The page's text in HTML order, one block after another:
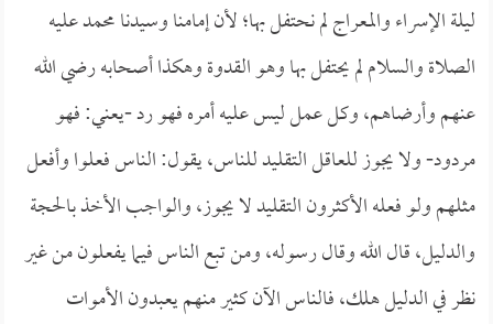
ليلة الإسراء والمعراج لم نحتفل بها؛ لأن إمامنا وسيدنا محمد عليه
الصلاة والسلام لم يحتفل بها وهو القدوة وهكذا أصحابه رضي الله
عنهم وأرضاهم، وكل عمل ليس عليه أمره فهو رد -يعني: فهو
مردود- ولا يجوز للعاقل التقليد للناس، يقول: الناس فعلوا وأفعل
مثلهم ولو فعله الأكثرون التقليد لا يجوز، والواجب الأخذ بالحجة
والدليل، قال الله وقال رسوله، ومن تبع الناس فيما يفعلون من غير
نظر في الدليل هلك، فالناس الآن كثير منهم يعبدون الأموات